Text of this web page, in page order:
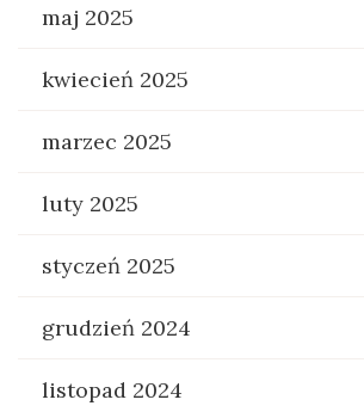
maj 2025
kwiecień 2025
marzec 2025
luty 2025
styczeń 2025
grudzień 2024
listopad 2024